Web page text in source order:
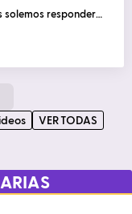
solemos responder…
VER TODAS